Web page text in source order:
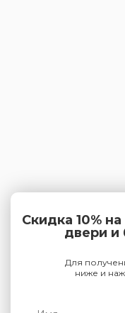
Скидка 10%
двери и
Для
ниже и